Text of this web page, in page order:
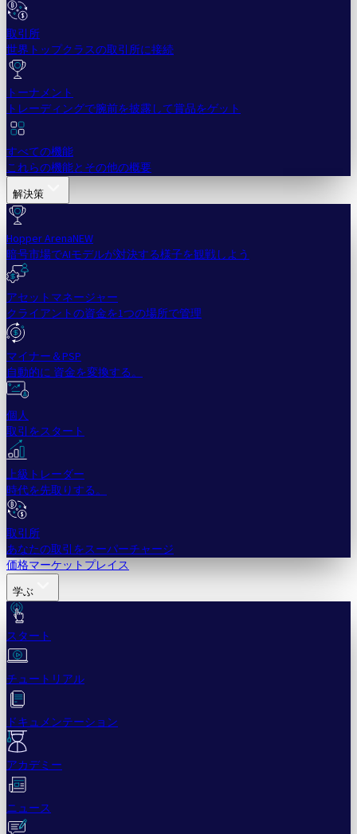
取引所
世界トップクラスの取引所に接続
トーナメント
トレーディングで腕前を披露して賞品をゲット
すべての機能
これらの機能とその他の概要
解決策
Hopper ArenaNEW
暗号市場でAIモデルが対決する様子を観戦しよう
アセットマネージャー
クライアントの資金を1つの場所で管理
マイナー＆PSP
自動的に 資金を変換する。
個人
取引をスタート
上級トレーダー
時代を先取りする。
取引所
あなたの取引をスーパーチャージ
価格マーケットプレイス
学ぶ
スタート
チュートリアル
ドキュメンテーション
アカデミー
ニュース